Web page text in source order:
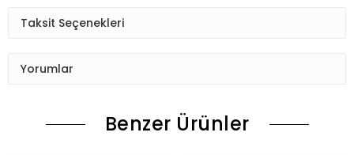
Taksit Seçenekleri
Yorumlar
Benzer Ürünler